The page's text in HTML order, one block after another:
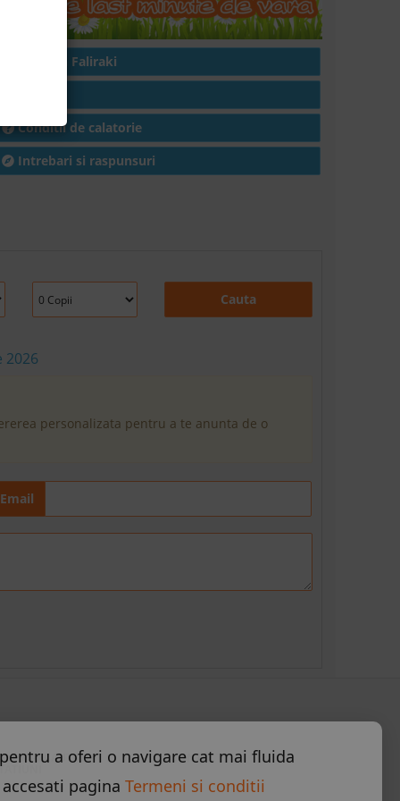
Hoteluri in Faliraki
Conditii de calatorie
Intrebari si raspunsuri
Cauta
2026
personalizata pentru a te anunta de o
Email
MAI CAUTATE
STATIUNI
CONTACT
a oferi o navigare cat mai fluida
pagina Termeni si conditii